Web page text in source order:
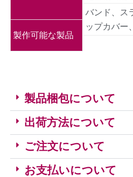
製作可能な製品
バンド、ス
ップカバー
製品梱包について
出荷方法について
ご注文について
お支払いについて